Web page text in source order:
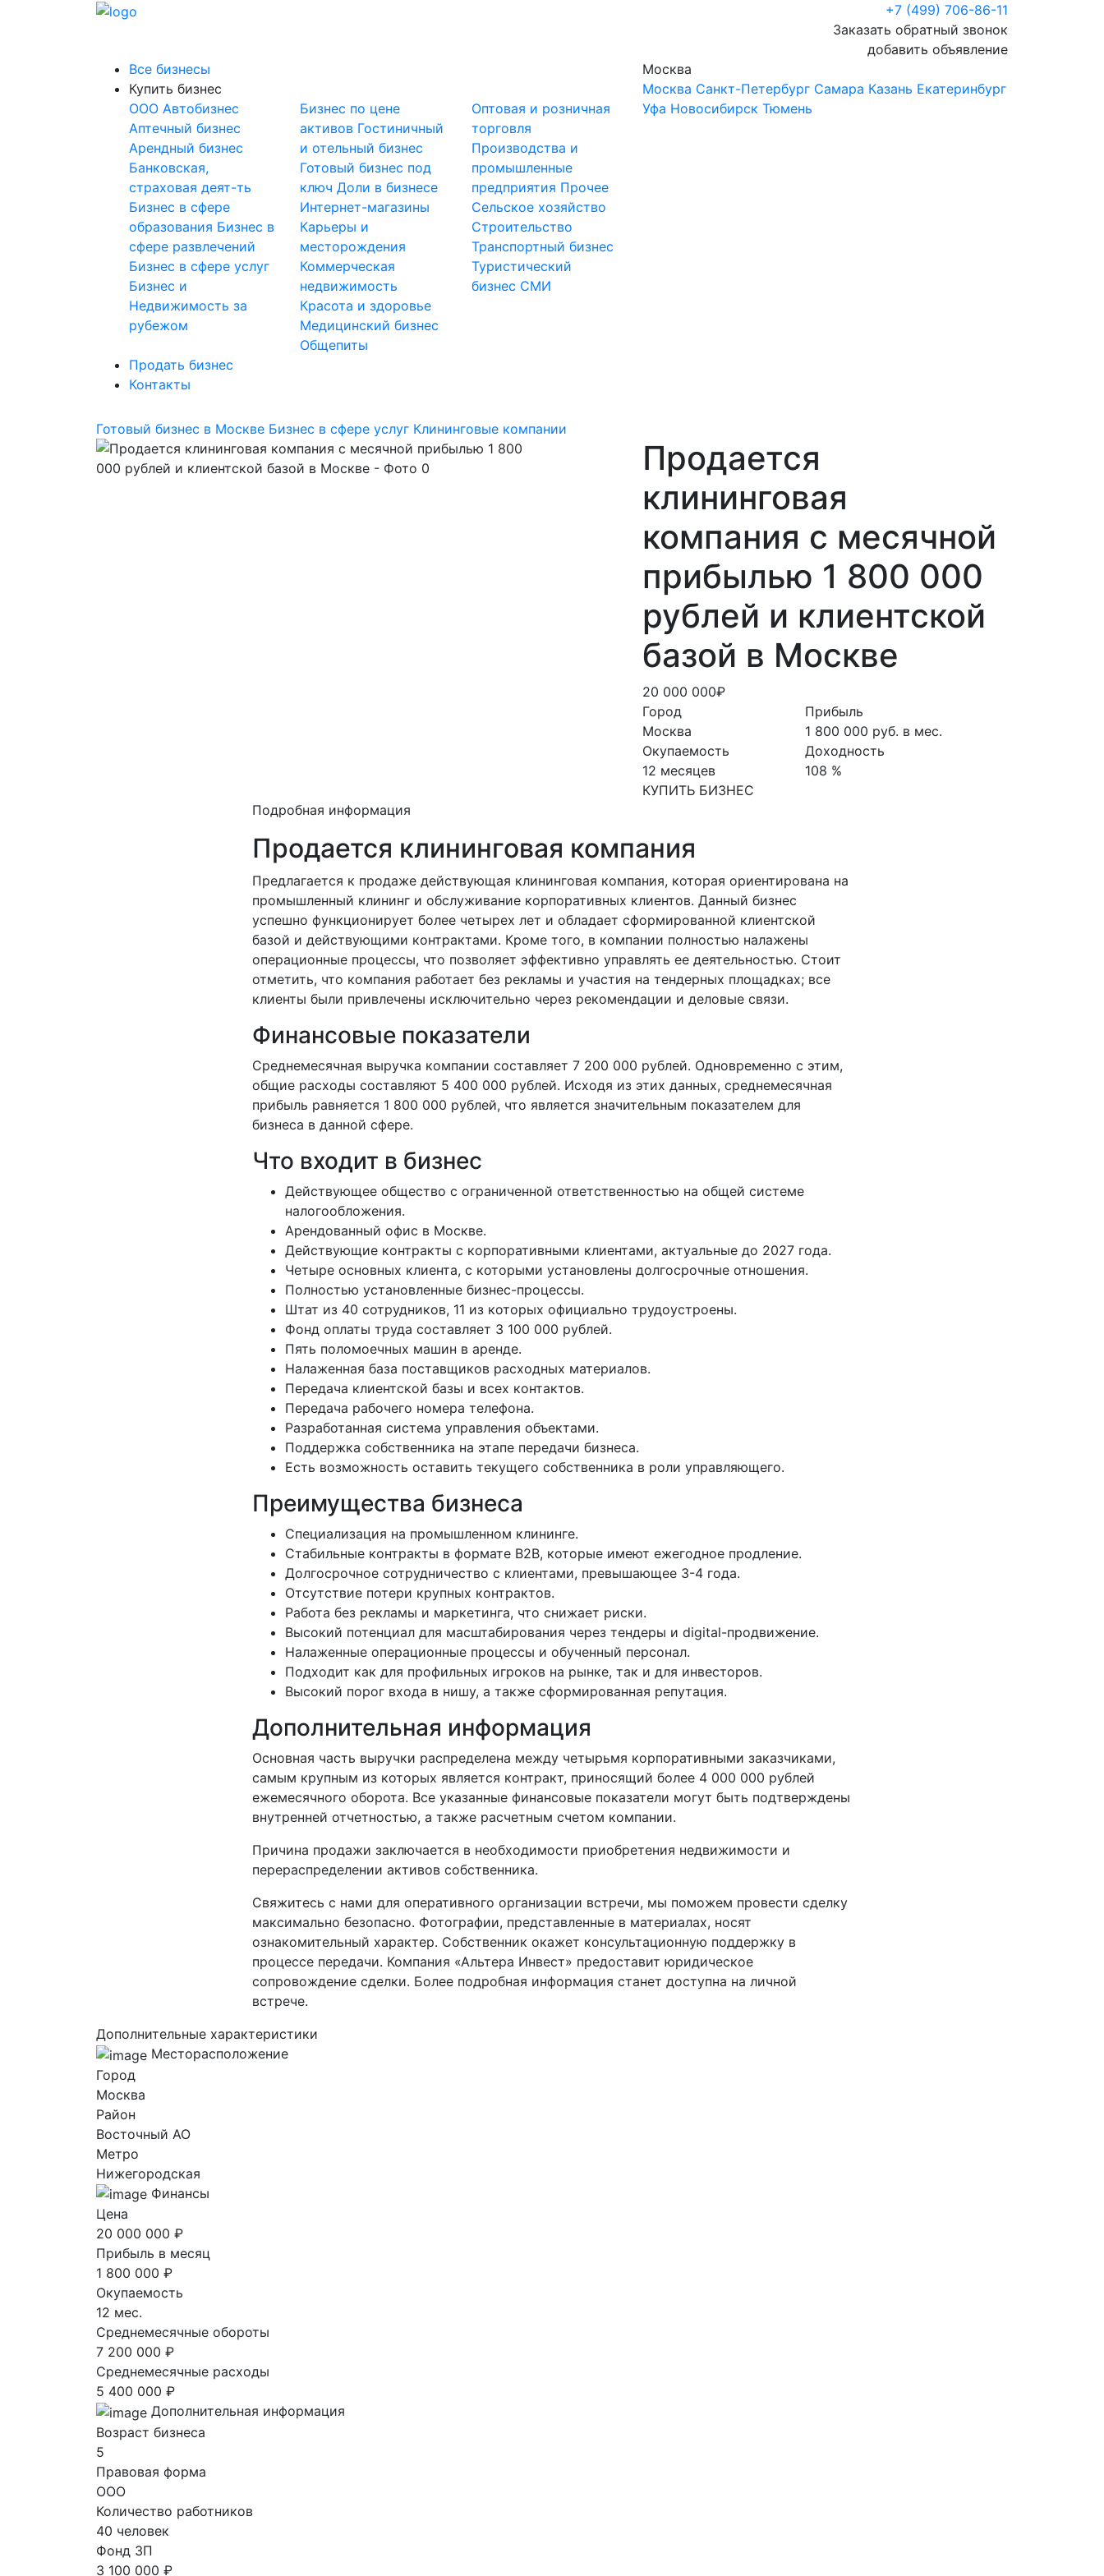
+7 (499) 706-86-11
Заказать обратный звонок
добавить объявление
Все бизнесы
Купить бизнес
OOO Автобизнес
Аптечный бизнес
Арендный бизнес
Банковская,
страховая деят-ть
Бизнес в сфере
образования Бизнес в
сфере развлечений
Бизнес в сфере услуг
Бизнес и
Недвижимость за
рубежом
Бизнес по цене
активов Гостиничный
и отельный бизнес
Готовый бизнес под
ключДоли в бизнесе
Интернет-магазины
Карьеры и
месторождения
Коммерческая
недвижимость
Красота и здоровье
Медицинский бизнес
Общепиты
Оптовая и розничная
торговля
Производства и
промышленные
предприятия Прочее
Сельское хозяйство
Строительство
Транспортный бизнес
Туристический
бизнес СМИ
Продать бизнес
Контакты
Москва
Москва Санкт-Петербург Самара Казань Екатеринбург
Уфа Новосибирск Тюмень
Готовый бизнес в Москве Бизнес в сфере услуг Клининговые компании
Продается
клининговая
компания с месячной
прибылью 1 800 000
рублей и клиентской
базой в Москве
20 000 000₽
Город
Москва
Окупаемость
12 месяцев
КУПИТЬ БИЗНЕС
Прибыль
1 800 000 руб. в мес.
Доходность
108 %
Подробная информация
Продается клининговая компания
Предлагается к продаже действующая клининговая компания, которая ориентирована на
промышленный клининг и обслуживание корпоративных клиентов. Данный бизнес
успешно функционирует более четырех лет и обладает сформированной клиентской
базой и действующими контрактами. Кроме того, в компании полностью налажены
операционные процессы, что позволяет эффективно управлять ее деятельностью. Стоит
отметить, что компания работает без рекламы и участия на тендерных площадках; все
клиенты были привлечены исключительно через рекомендации и деловые связи.
Финансовые показатели
Среднемесячная выручка компании составляет 7 200 000 рублей. Одновременно с этим,
общие расходы составляют 5 400 000 рублей. Исходя из этих данных, среднемесячная
прибыль равняется 1 800 000 рублей, что является значительным показателем для
бизнеса в данной сфере.
Что входит в бизнес
Действующее общество с ограниченной ответственностью на общей системе
налогообложения.
Арендованный офис в Москве.
Действующие контракты с корпоративными клиентами, актуальные до 2027 года.
Четыре основных клиента, с которыми установлены долгосрочные отношения.
Полностью установленные бизнес-процессы.
Штат из 40 сотрудников, 11 из которых официально трудоустроены.
Фонд оплаты труда составляет 3 100 000 рублей.
Пять поломоечных машин в аренде.
Налаженная база поставщиков расходных материалов.
Передача клиентской базы и всех контактов.
Передача рабочего номера телефона.
Разработанная система управления объектами.
Поддержка собственника на этапе передачи бизнеса.
Есть возможность оставить текущего собственника в роли управляющего.
Преимущества бизнеса
Специализация на промышленном клининге.
Стабильные контракты в формате B2B, которые имеют ежегодное продление.
Долгосрочное сотрудничество с клиентами, превышающее 3-4 года.
Отсутствие потери крупных контрактов.
Работа без рекламы и маркетинга, что снижает риски.
Высокий потенциал для масштабирования через тендеры и digital-продвижение.
Налаженные операционные процессы и обученный персонал.
Подходит как для профильных игроков на рынке, так и для инвесторов.
Высокий порог входа в нишу, а также сформированная репутация.
Дополнительная информация
Основная часть выручки распределена между четырьмя корпоративными заказчиками,
самым крупным из которых является контракт, приносящий более 4 000 000 рублей
ежемесячного оборота. Все указанные финансовые показатели могут быть подтверждены
внутренней отчетностью, а также расчетным счетом компании.
Причина продажи заключается в необходимости приобретения недвижимости и
перераспределении активов собственника.
Свяжитесь с нами для оперативного организации встречи, мы поможем провести сделку
максимально безопасно. Фотографии, представленные в материалах, носят
ознакомительный характер. Собственник окажет консультационную поддержку в
процессе передачи. Компания «Альтера Инвест» предоставит юридическое
сопровождение сделки. Более подробная информация станет доступна на личной
встрече.
Дополнительные характеристики
Месторасположение
Город
Москва
Район
Восточный AO
Метро
Нижегородская
Финансы
Цена
20 000 000 ₽
Прибыль в месяц
1 800 000 ₽
Окупаемость
12 мес.
Среднемесячные обороты
7 200 000 ₽
Среднемесячные расходы
5 400 000 ₽
Дополнительная информация
Возраст бизнеса
5
Правовая форма
ООО
Количество работников
40 человек
Фонд ЗП
3 100 000 ₽